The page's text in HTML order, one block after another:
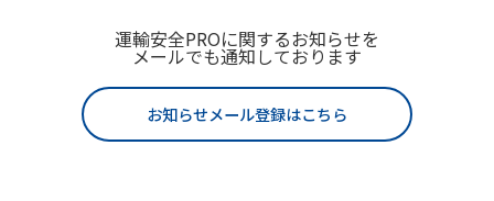
運輸安全PROに関するお知らせを
メールでも通知しております
お知らせメール登録はこちら